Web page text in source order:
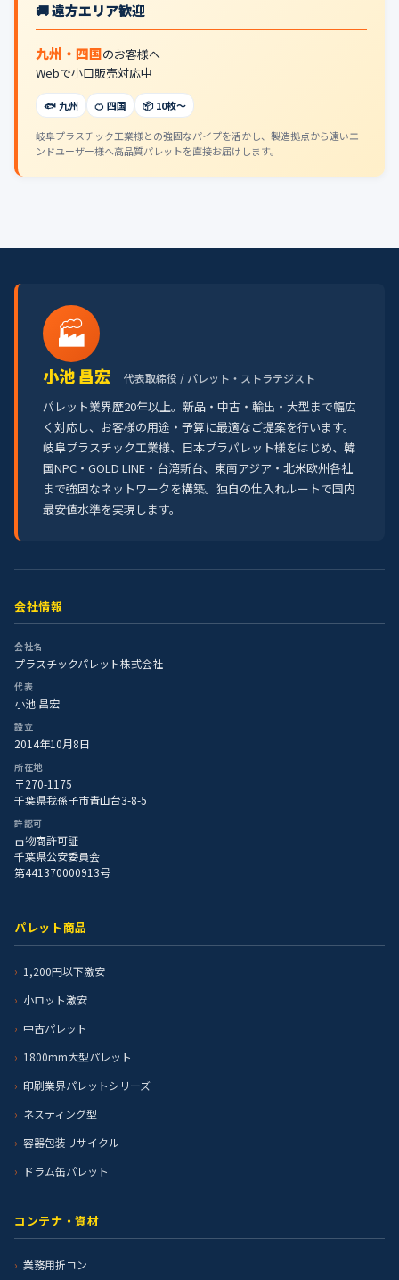
🚚 遠方エリア歓迎
九州・四国のお客様へ
Webで小口販売対応中
🐟 九州 🍊 四国 📦 10枚〜
岐阜プラスチック工業様との強固なパイプを活かし、製造拠点から遠いエ
ンドユーザー様へ高品質パレットを直接お届けします。
🏭
小池 昌宏 代表取締役 / パレット・ストラテジスト
パレット業界歴20年以上。新品・中古・輸出・大型まで幅広
く対応し、お客様の用途・予算に最適なご提案を行います。
岐阜プラスチック工業様、日本プラパレット様をはじめ、韓
国NPC・GOLD LINE・台湾新台、東南アジア・北米欧州各社
まで強固なネットワークを構築。独自の仕入れルートで国内
最安値水準を実現します。
会社情報
会社名
プラスチックパレット株式会社
代表
小池 昌宏
設立
2014年10月8日
所在地
〒270-1175
千葉県我孫子市青山台3-8-5
許認可
古物商許可証
千葉県公安委員会
第441370000913号
パレット商品
1,200円以下激安
小ロット激安
中古パレット
1800mm大型パレット
印刷業界パレットシリーズ
ネスティング型
容器包装リサイクル
ドラム缶パレット
コンテナ・資材
業務用折コン